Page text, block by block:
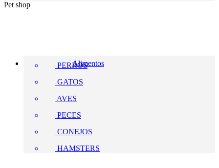
Pet shop
Alimentos
PERROS
GATOS
AVES
PECES
CONEJOS
HAMSTERS